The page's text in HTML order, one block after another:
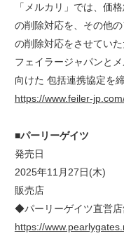
「メルカリ」では、価
の削除対応を、その他
の削除対応をさせていた
フェイラージャパンと
向けた 包括連携協定を
https://www.feiler-
■パーリーゲイツ
発売日
2025年11月27日(木)
販売店
◆パーリーゲイツ直営
https://